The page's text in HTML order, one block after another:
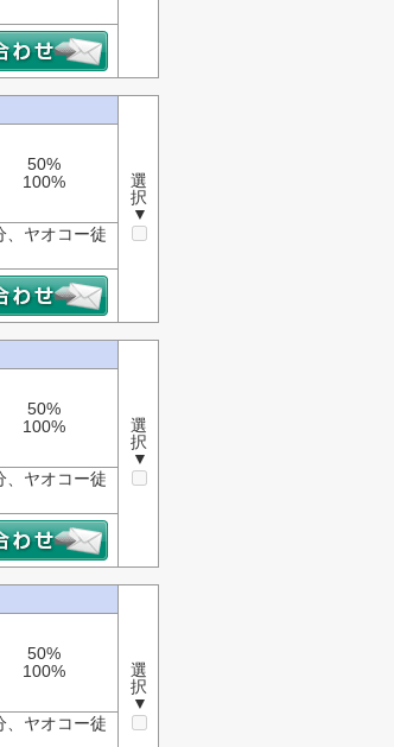
選
択
▼
50%
100%
、ヤオコー徒
選
択
▼
50%
100%
、ヤオコー徒
選
択
▼
50%
100%
、ヤオコー徒